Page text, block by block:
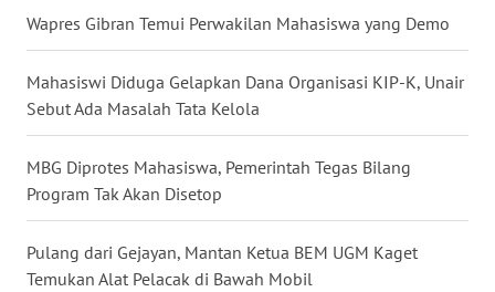
Wapres Gibran Temui Perwakilan Mahasiswa yang Demo
Mahasiswi Diduga Gelapkan Dana Organisasi KIP-K, Unair
Sebut Ada Masalah Tata Kelola
MBG Diprotes Mahasiswa, Pemerintah Tegas Bilang
Program Tak Akan Disetop
Pulang dari Gejayan, Mantan Ketua BEM UGM Kaget
Temukan Alat Pelacak di Bawah Mobil
WN
LANGKAT
WN
TAPANULI
LESUNG